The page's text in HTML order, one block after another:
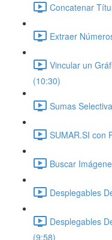
Concatenar
Extraer
Vincular un
(10:30)
Sumas
SUMAR.SI con
Buscar
Desplegables
Desplegables
(9:58)